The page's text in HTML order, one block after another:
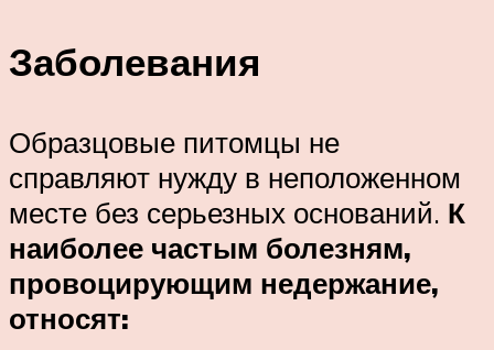
Заболевания
Образцовые питомцы не
справляют нужду в неположенном
месте без серьезных оснований. К
наиболее частым болезням,
провоцирующим недержание,
относят: